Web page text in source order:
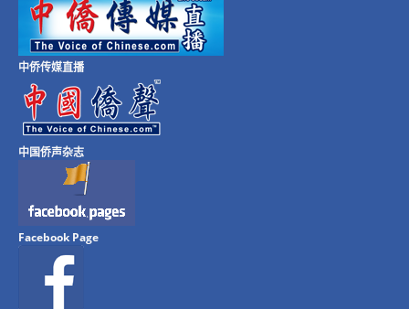
中侨传媒直播
中国侨声杂志
Facebook Page